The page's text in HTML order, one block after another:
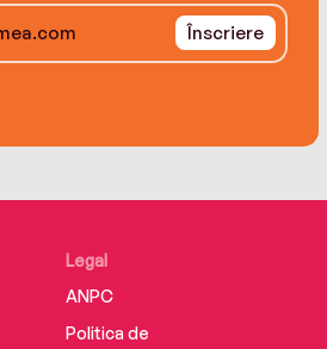
Înscriere
Legal
ANPC
Politica de